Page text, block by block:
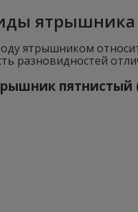
ятрышника
ятрышником
разновидностей
пятнистый